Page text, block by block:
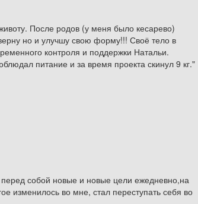
После родов (у меня было кесарево)
но и улучшу свою форму!!! Своё тело в
контроля и поддержки Натальи.
питание и за время проекта скинул 9 кг."
собой новые и новые цели ежедневно,на
изменилось во мне, стал переступать себя во